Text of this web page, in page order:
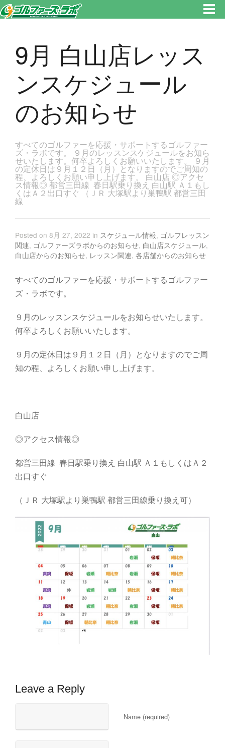
宿区、若松河田で気軽にゴルフレッスン！
9月 白山店レッス
ンスケジュール
のお知らせ
すべてのゴルファーを応援・サポートするゴルファー
ズ・ラボです。 ９月のレッスンスケジュールをお知ら
せいたします。何卒よろしくお願いいたします。 ９月
の定休日は９月１２日（月）となりますのでご周知の
程、よろしくお願い申し上げます。 白山店 ◎アクセ
ス情報◎ 都営三田線 春日駅乗り換え 白山駅 Ａ１もし
くはＡ２出口すぐ （ＪＲ 大塚駅より巣鴨駅 都営三田
線
Posted on 8月 27, 2022 in スケジュール情報, ゴルフレッスン
関連, ゴルファーズラボからのお知らせ, 白山店スケジュール,
白山店からのお知らせ, レッスン関連, 各店舗からのお知らせ
すべてのゴルファーを応援・サポートするゴルファー
ズ・ラボです。
９月のレッスンスケジュールをお知らせいたします。
何卒よろしくお願いいたします。
９月の定休日は９月１２日（月）となりますのでご周
知の程、よろしくお願い申し上げます。
白山店
◎アクセス情報◎
都営三田線 春日駅乗り換え 白山駅 Ａ１もしくはＡ２
出口すぐ
（ＪＲ 大塚駅より巣鴨駅 都営三田線乗り換え可）
Leave a Reply
Name (required)